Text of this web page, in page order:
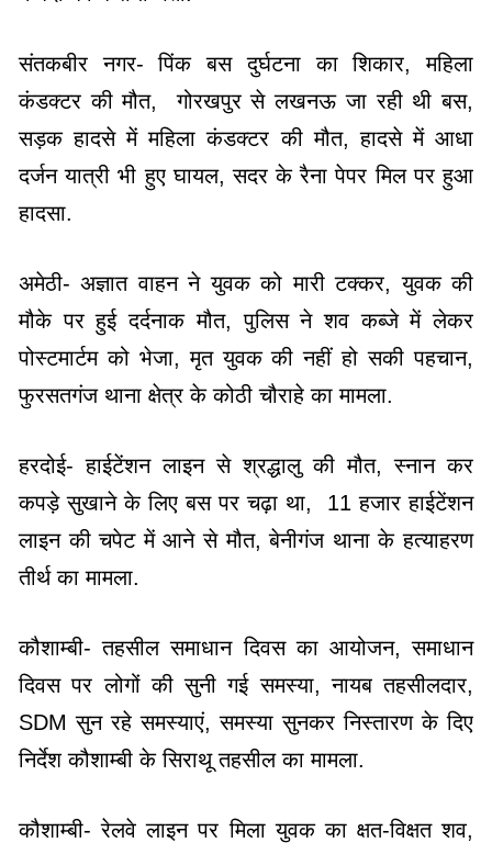
संतकबीर नगर- पिंक बस दुर्घटना का शिकार, महिला
कंडक्टर की मौत, गोरखपुर से लखनऊ जा रही थी बस,
सड़क हादसे में महिला कंडक्टर की मौत, हादसे में आधा
दर्जन यात्री भी हुए घायल, सदर के रैना पेपर मिल पर हुआ
हादसा.
अमेठी- अज्ञात वाहन ने युवक को मारी टक्कर, युवक की
मौके पर हुई दर्दनाक मौत, पुलिस ने शव कब्जे में लेकर
पोस्टमार्टम को भेजा, मृत युवक की नहीं हो सकी पहचान,
फुरसतगंज थाना क्षेत्र के कोठी चौराहे का मामला.
हरदोई- हाईटेंशन लाइन से श्रद्धालु की मौत, स्नान कर
कपड़े सुखाने के लिए बस पर चढ़ा था, 11 हजार हाईटेंशन
लाइन की चपेट में आने से मौत, बेनीगंज थाना के हत्याहरण
तीर्थ का मामला.
कौशाम्बी- तहसील समाधान दिवस का आयोजन, समाधान
दिवस पर लोगों की सुनी गई समस्या, नायब तहसीलदार,
SDM सुन रहे समस्याएं, समस्या सुनकर निस्तारण के दिए
निर्देश कौशाम्बी के सिराथू तहसील का मामला.
कौशाम्बी- रेलवे लाइन पर मिला युवक का क्षत-विक्षत शव,